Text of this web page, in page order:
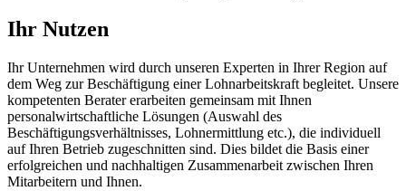
Ihr Nutzen
Ihr Unternehmen wird durch unseren Experten in Ihrer Region auf
dem Weg zur Beschäftigung einer Lohnarbeitskraft begleitet. Unsere
kompetenten Berater erarbeiten gemeinsam mit Ihnen
personalwirtschaftliche Lösungen (Auswahl des
Beschäftigungsverhältnisses, Lohnermittlung etc.), die individuell
auf Ihren Betrieb zugeschnitten sind. Dies bildet die Basis einer
erfolgreichen und nachhaltigen Zusammenarbeit zwischen Ihren
Mitarbeitern und Ihnen.